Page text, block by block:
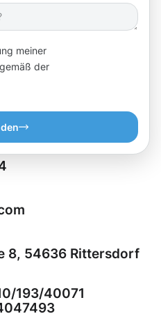
meiner
der
8, 54636 Rittersdorf
193/40071